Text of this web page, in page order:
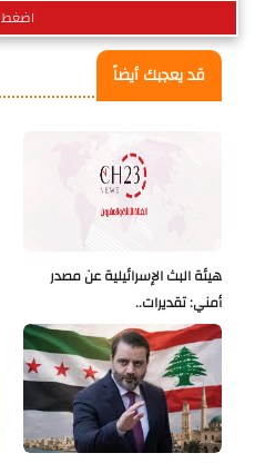
اضغط
قد يعجبك أيضاً
هيئة البث الإسرائيلية عن مصدر
أمني: تقديرات..